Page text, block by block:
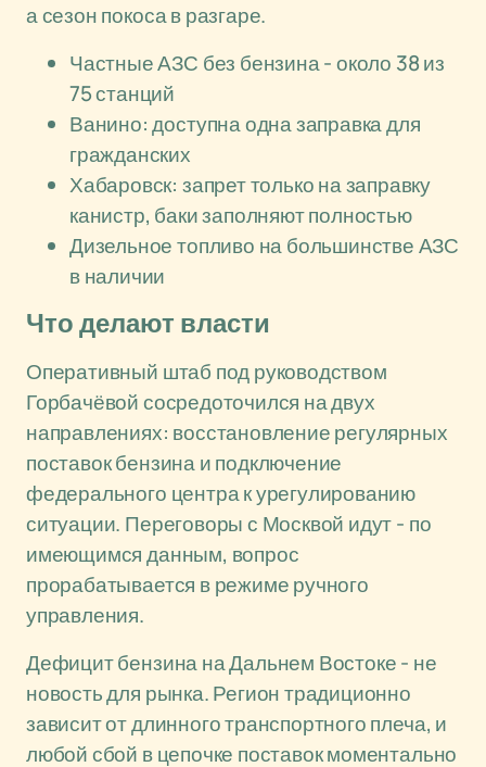
а сезон покоса в разгаре.
Частные АЗС без бензина - около 38 из
75 станций
Ванино: доступна одна заправка для
гражданских
Хабаровск: запрет только на заправку
канистр, баки заполняют полностью
Дизельное топливо на большинстве АЗС
в наличии
Что делают власти
Оперативный штаб под руководством
Горбачёвой сосредоточился на двух
направлениях: восстановление регулярных
поставок бензина и подключение
федерального центра к урегулированию
ситуации. Переговоры с Москвой идут - по
имеющимся данным, вопрос
прорабатывается в режиме ручного
управления.
Дефицит бензина на Дальнем Востоке - не
новость для рынка. Регион традиционно
зависит от длинного транспортного плеча, и
любой сбой в цепочке поставок моментально